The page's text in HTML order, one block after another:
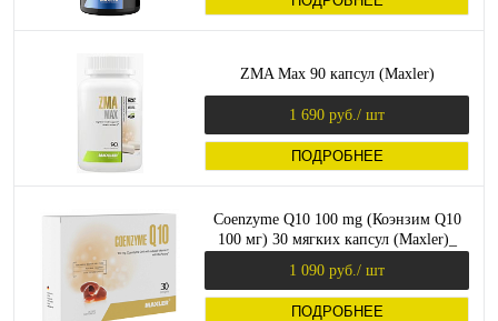
ZMA Max 90 капсул (Maxler)
1 690 руб. / шт
ПОДРОБНЕЕ
Coenzyme Q10 100 mg (Коэнзим Q10
100 мг) 30 мягких капсул (Maxler)_
1 090 руб. / шт
ПОДРОБНЕЕ